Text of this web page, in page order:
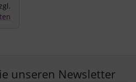
unseren Newsletter